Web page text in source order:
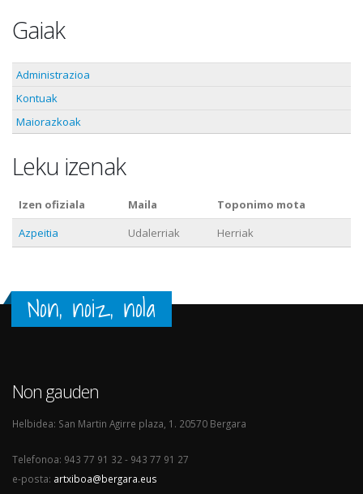
Gaiak
Administrazioa
Kontuak
Maiorazkoak
Leku izenak
Izen ofiziala Maila
Toponimo mota
Azpeitia
Udalerriak Herriak
Non, noiz, nola
Non gauden
Helbidea: San Martin Agirre plaza, 1. 20570 Bergara
Telefonoa: 943 77 91 32 - 943 77 91 27
e-posta: artxiboa@bergara.eus